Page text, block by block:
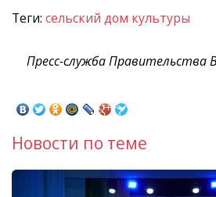
Теги: сельский дом культуры
Пресс-служба Правительства
Новости по теме